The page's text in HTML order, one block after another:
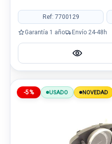
Ref: 7700129
Garantía 1 año Envío 24-48h
-5% USADO NOVEDAD